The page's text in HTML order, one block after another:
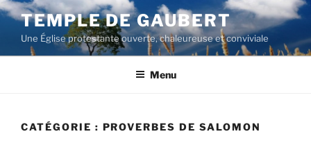
Aller
contenu
principal
TEMPLE DE GAUBERT
Une Église protestante ouverte, chaleureuse et conviviale
Menu
CATÉGORIE : PROVERBES DE SALOMON